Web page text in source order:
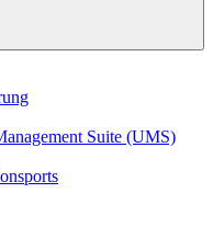
Suite (UMS)